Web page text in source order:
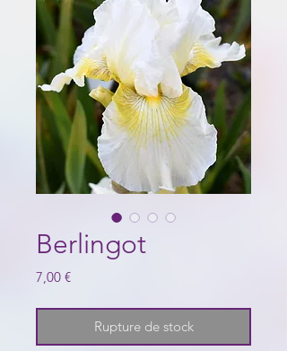
Berlingot
7,00 €Prix
Rupture de stock